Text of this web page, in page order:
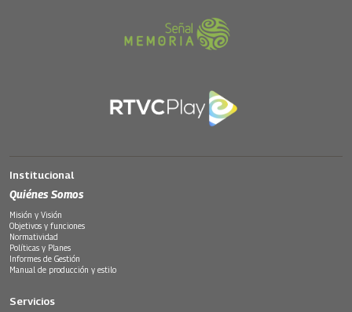
Institucional
Quiénes Somos
Misión y Visión
Objetivos y funciones
Normatividad
Políticas y Planes
Informes de Gestión
Manual de producción y estilo
Servicios